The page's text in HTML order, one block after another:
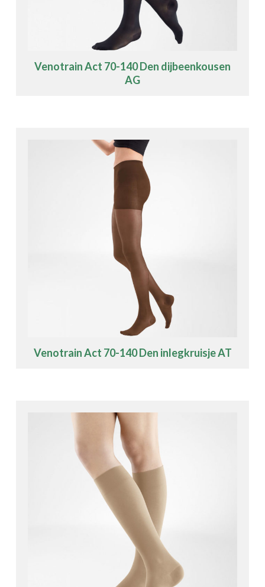
Venotrain Act 70-140 Den dijbeenkousen
AG
Venotrain Act 70-140 Den inlegkruisje AT